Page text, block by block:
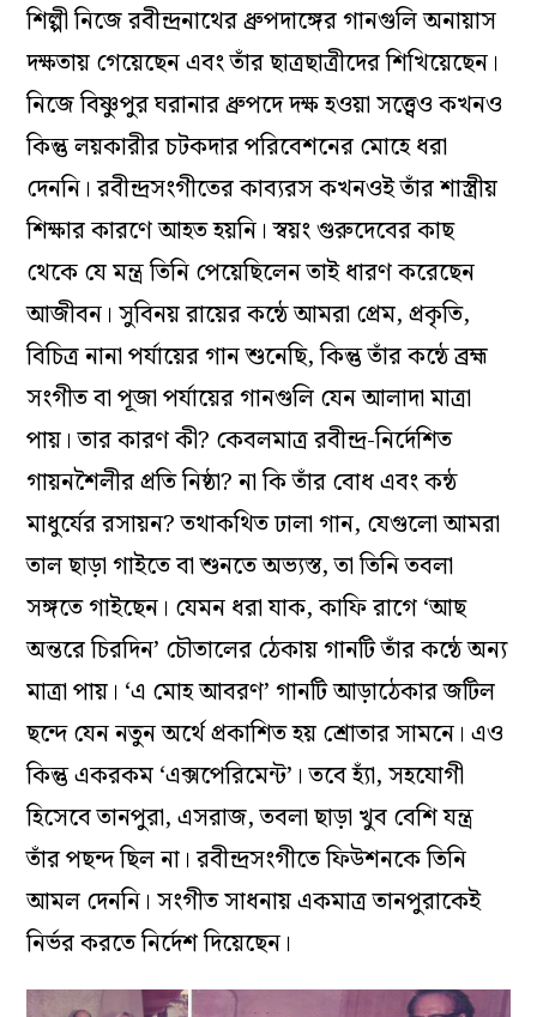
শিল্পী নিজে রবীন্দ্রনাথের ধ্রুপদাঙ্গের গানগুলি অনায়াস
দক্ষতায় গেয়েছেন এবং তাঁর ছাত্রছাত্রীদের শিখিয়েছেন।
নিজে বিষ্ণুপুর ঘরানার ধ্রুপদে দক্ষ হওয়া সত্ত্বেও কখনও
কিন্তু লয়কারীর চটকদার পরিবেশনের মোহে ধরা
দেননি। রবীন্দ্রসংগীতের কাব্যরস কখনওই তাঁর শাস্ত্রীয়
শিক্ষার কারণে আহত হয়নি। স্বয়ং গুরুদেবের কাছ
থেকে যে মন্ত্র তিনি পেয়েছিলেন তাই ধারণ করেছেন
আজীবন। সুবিনয় রায়ের কন্ঠে আমরা প্রেম, প্রকৃতি,
বিচিত্র নানা পর্যায়ের গান শুনেছি, কিন্তু তাঁর কন্ঠে ব্রহ্ম
সংগীত বা পূজা পর্যায়ের গানগুলি যেন আলাদা মাত্রা
পায়। তার কারণ কী? কেবলমাত্র রবীন্দ্র-নির্দেশিত
গায়নশৈলীর প্রতি নিষ্ঠা? না কি তাঁর বোধ এবং কন্ঠ
মাধুর্যের রসায়ন? তথাকথিত ঢালা গান, যেগুলো আমরা
তাল ছাড়া গাইতে বা শুনতে অভ্যস্ত, তা তিনি তবলা
সঙ্গতে গাইছেন। যেমন ধরা যাক, কাফি রাগে ‘আছ
অন্তরে চিরদিন’ চৌতালের ঠেকায় গানটি তাঁর কন্ঠে অন্য
মাত্রা পায়। ‘এ মোহ আবরণ’ গানটি আড়াঠেকার জটিল
ছন্দে যেন নতুন অর্থে প্রকাশিত হয় শ্রোতার সামনে। এও
কিন্তু একরকম ‘এক্সপেরিমেন্ট’। তবে হ্যাঁ, সহযোগী
হিসেবে তানপুরা, এসরাজ, তবলা ছাড়া খুব বেশি যন্ত্র
তাঁর পছন্দ ছিল না। রবীন্দ্রসংগীতে ফিউশনকে তিনি
আমল দেননি। সংগীত সাধনায় একমাত্র তানপুরাকেই
নির্ভর করতে নির্দেশ দিয়েছেন।